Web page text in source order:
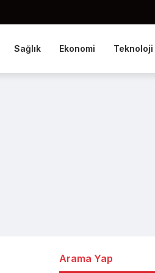
Sağlık Ekonomi Teknoloji
Arama Yap